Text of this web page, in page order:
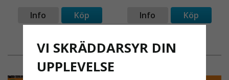
infästningar är Verktygsbälte Textil Premium ett
naturligt val för dig som jobbar med ställningar,
behöver pålitlig utrustning varje dag.
Info Köp Info Köp
VI SKRÄDDARSYR DIN
UPPLEVELSE